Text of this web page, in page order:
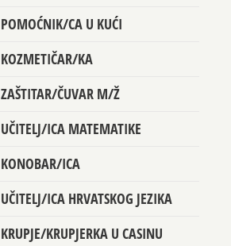
POMOĆNIK/CA U KUĆI
KOZMETIČAR/KA
ZAŠTITAR/ČUVAR M/Ž
UČITELJ/ICA MATEMATIKE
KONOBAR/ICA
UČITELJ/ICA HRVATSKOG JEZIKA
KRUPJE/KRUPJERKA U CASINU